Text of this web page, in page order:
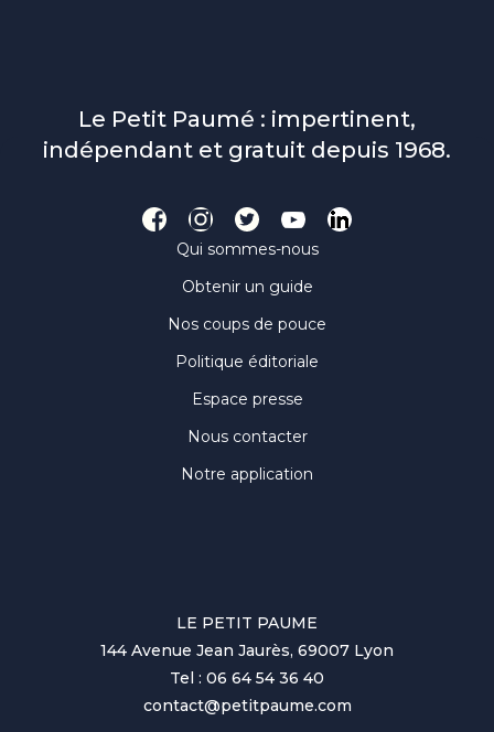
Le Petit Paumé : impertinent,
indépendant et gratuit depuis 1968.
Qui sommes-nous
Obtenir un guide
Nos coups de pouce
Politique éditoriale
Espace presse
Nous contacter
Notre application
LE PETIT PAUME
144 Avenue Jean Jaurès, 69007 Lyon
Tel : 06 64 54 36 40
contact@petitpaume.com